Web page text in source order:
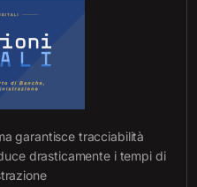
garantisce tracciabilità
drasticamente i tempi di